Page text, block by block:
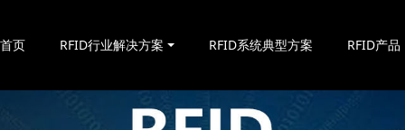
页 RFID行业解决方案 RFID系统典型方案 RFID产品